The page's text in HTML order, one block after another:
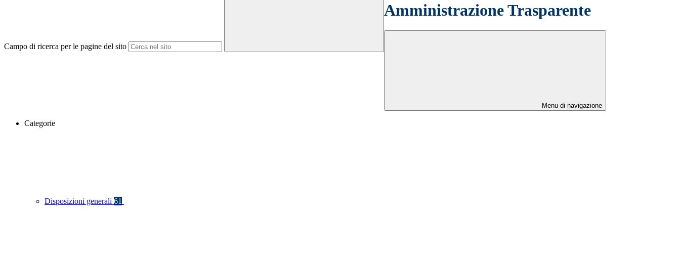
Campo di ricerca per le pagine del sito
Amministrazione Trasparente
Menu di navigazione
Categorie
Disposizioni generali 61